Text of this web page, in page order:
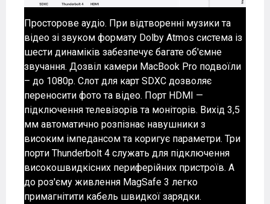
Просторове аудіо. При відтворенні музики та
відео зі звуком формату Dolby Atmos система із
шести динаміків забезпечує багате об'ємне
звучання. Дозвіл камери MacBook Pro подвоїли
– до 1080p. Слот для карт SDXC дозволяє
переносити фото та відео. Порт HDMI —
підключення телевізорів та моніторів. Вихід 3,5
мм автоматично розпізнає навушники з
високим імпедансом та коригує параметри. Три
порти Thunderbolt 4 служать для підключення
високошвидкісних периферійних пристроїв. А
до роз'єму живлення MagSafe 3 легко
примагнітити кабель швидкої зарядки.